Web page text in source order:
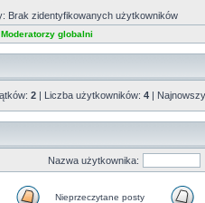
Brak zidentyfikowanych użytkowników
Moderatorzy globalni
2 | Liczba użytkowników: 4 |
Nazwa użytkownika:
Nieprzeczytane posty